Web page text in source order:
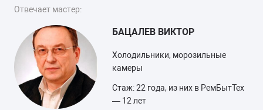
Отвечает мастер:
БАЦАЛЕВ ВИКТОР
Холодильники, морозильные
камеры
Стаж: 22 года, из них в РемБытТех
— 12 лет